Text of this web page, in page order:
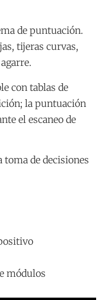
de puntuación.
tijeras curvas,
con tablas de
la puntuación
el escaneo de
toma de decisiones
módulos